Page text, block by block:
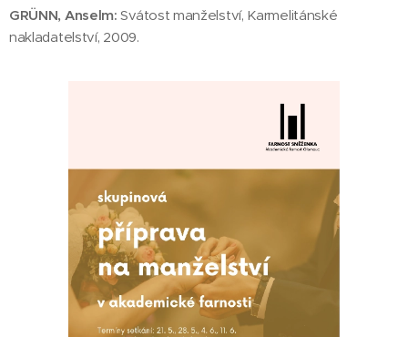
GRÜNN, Anselm: Svátost manželství, Karmelitánské
nakladatelství, 2009.